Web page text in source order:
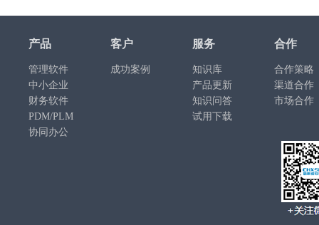
产品
管理软件
中小企业
财务软件
PDM/PLM
协同办公
客户
成功案例
服务
知识库
产品更新
知识问答
试用下载
合作
合作策略
渠道合作
市场合作